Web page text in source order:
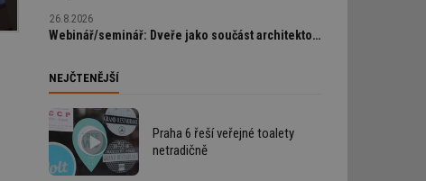
26.8.2026
Webinář/seminář: Dveře jako součást architektonického detailu, technické řešení bez chyb
NEJČTENĚJŠÍ
Praha 6 řeší veřejné toalety
netradičně